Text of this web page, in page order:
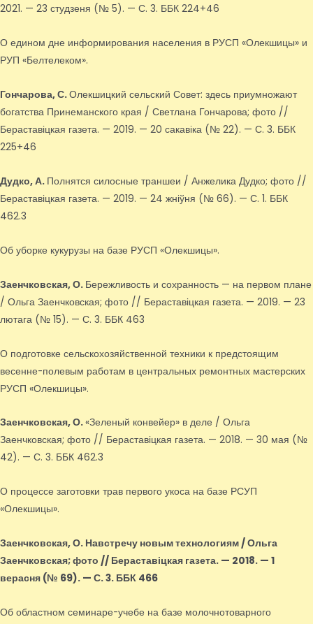
2021. — 23 студзеня (№ 5). — С. 3. ББК 224+46
О едином дне информирования населения в РУСП «Олекшицы» и
РУП «Белтелеком».
Гончарова, С.Олекшицкий сельский Совет: здесь приумножают
богатства Принеманского края / Светлана Гончарова; фото //
Бераставіцкая газета. — 2019. — 20 сакавіка (№ 22). — С. 3. ББК
225+46
Дудко, А. Полнятся силосные траншеи / Анжелика Дудко; фото //
Бераставіцкая газета. — 2019. — 24 жніўня (№ 66). — С. 1. ББК
462.3
Об уборке кукурузы на базе РУСП «Олекшицы».
Заенчковская, О. Бережливость и сохранность — на первом плане
/ Ольга Заенчковская; фото // Бераставіцкая газета. — 2019. — 23
лютага (№ 15). — С. 3. ББК 463
О подготовке сельскохозяйственной техники к предстоящим
весенне-полевым работам в центральных ремонтных мастерских
РУСП «Олекшицы».
Заенчковская, О.«Зеленый конвейер» в деле / Ольга
Заенчковская; фото // Бераставіцкая газета. — 2018. — 30 мая (№
42). — С. 3. ББК 462.3
О процессе заготовки трав первого укоса на базе РСУП
«Олекшицы».
Заенчковская, О. Навстречу новым технологиям / Ольга
Заенчковская; фото // Бераставіцкая газета. — 2018. — 1
верасня (№ 69). — С. 3. ББК 466
Об областном семинаре-учебе на базе молочнотоварного